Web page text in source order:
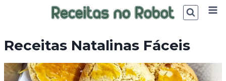
Receitas Natalinas Fáceis